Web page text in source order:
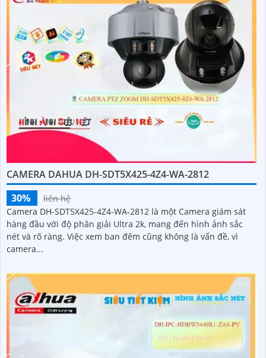
CAMERA DAHUA DH-SDT5X425-4Z4-WA-2812
30%
liên hệ
Camera DH-SDT5X425-4Z4-WA-2812 là một Camera giám sát
hàng đầu với độ phân giải Ultra 2k, mang đến hình ảnh sắc
nét và rõ ràng. Việc xem ban đêm cũng không là vấn đề, vì
camera...